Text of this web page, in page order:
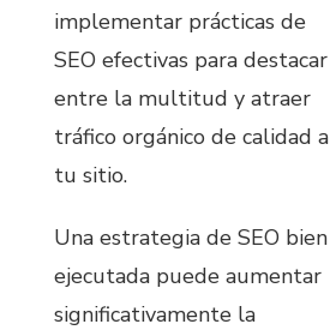
implementar prácticas de
SEO efectivas para destacar
entre la multitud y atraer
tráfico orgánico de calidad a
tu sitio.
Una estrategia de SEO bien
ejecutada puede aumentar
significativamente la